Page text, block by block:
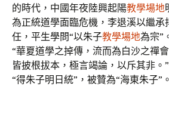
的時代，中國年夜陸興起陽教學場地
為正統道學面臨危機，李退溪以繼承
任，平生學問“以朱子教學場地為宗”
“華夏道學之掉傳，流而為白沙之禪
皆披根拔本，極言竭論，以斥其非。
“得朱子明日統”，被贊為“海東朱子”。